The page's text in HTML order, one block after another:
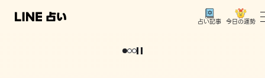
占い記事 今日の運勢
どうせなら
。